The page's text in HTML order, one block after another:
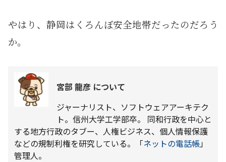
やはり、静岡はくろんぼ安全地帯だったのだろう
か。
宮部 龍彦 について
ジャーナリスト、ソフトウェアアーキテク
ト。信州大学工学部卒。 同和行政を中心と
する地方行政のタブー、人権ビジネス、個人情報保護
などの規制利権を研究している。「ネットの電話帳」
管理人。